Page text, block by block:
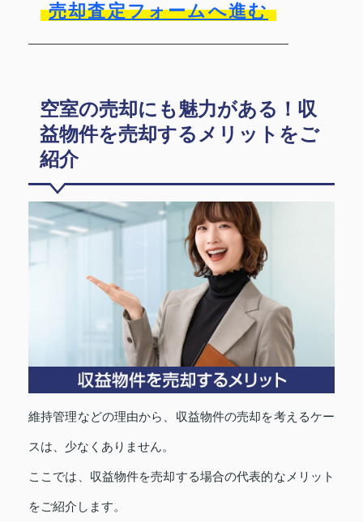
売却査定フォームへ進む
空室の売却にも魅力がある！収
益物件を売却するメリットをご
紹介
維持管理などの理由から、収益物件の売却を考えるケー
スは、少なくありません。
ここでは、収益物件を売却する場合の代表的なメリット
をご紹介します。